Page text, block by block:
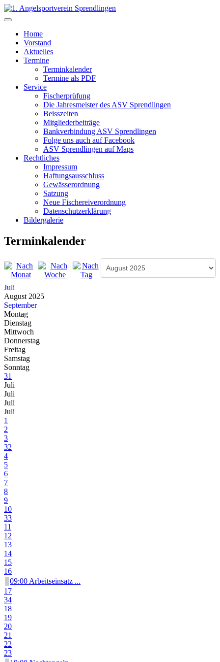
Home
Vorstand
Aktuelles
Termine
Terminkalender
Termine als PDF
Service
Fischerprüfung
Die Jahresmeister des ASV Sprendlingen
Beisszeiten
Mitgliederbeiträge
Bankverbindung ASV Sprendlingen
Folge uns auch auf Facebook
ASV Sprendlingen auf Maps
Rechtliches
Impressum
Haftungsausschluss
Gewässerordnung
Satzung
Neue Fischereiverordnung
Datenschutzerklärung
Bildergalerie
Terminkalender
Juli
August 2025
September
Montag
Dienstag
Mittwoch
Donnerstag
Freitag
Samstag
Sonntag
31
Juli
Juli
Juli
Juli
1
2
3
32
4
5
6
7
8
9
10
33
11
12
13
14
15
16
09:00 Arbeitseinsatz ...
17
34
18
19
20
21
22
23